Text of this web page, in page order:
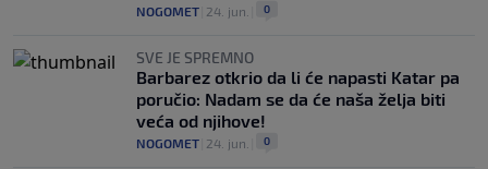
NOGOMET 24. jun. 0
SVE JE SPREMNO
Barbarez otkrio da li će napasti Katar pa
poručio: Nadam se da će naša želja biti
veća od njihove!
NOGOMET 24. jun. 0